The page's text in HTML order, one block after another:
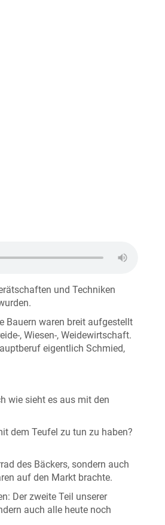
und Techniken
Bauern waren breit aufgestellt
, Wiesen-, Weidewirtschaft.
eigentlich Schmied,
wie sieht es aus mit den
dem Teufel zu tun zu haben?
des Bäckers, sondern auch
auf den Markt brachte.
Der zweite Teil unserer
auch alle heute noch